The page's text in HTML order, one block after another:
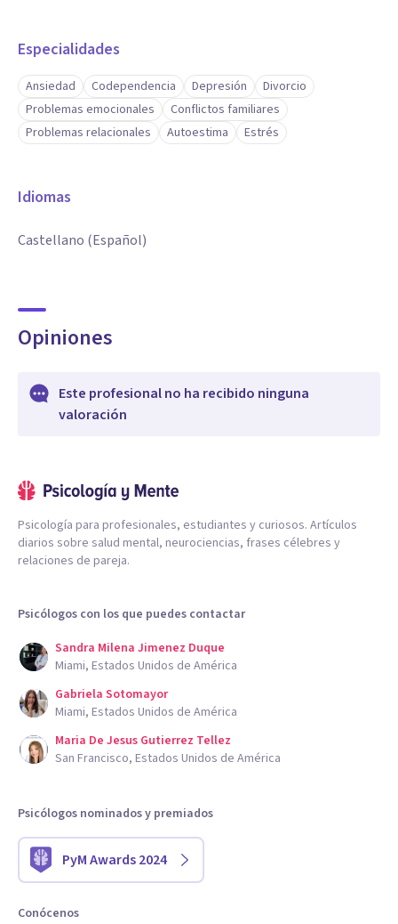
Especialidades
Ansiedad Codependencia Depresión
Divorcio
Problemas emocionales
Conflictos familiares
Problemas relacionales
Autoestima Estrés
Idiomas
Castellano (Español)
Opiniones
Este profesional no ha recibido ninguna
valoración
Psicología para profesionales, estudiantes y curiosos. Artículos
diarios sobre salud mental, neurociencias, frases célebres y
relaciones de pareja.
Psicólogos con los que puedes contactar
Sandra Milena Jimenez Duque
Miami, Estados Unidos de América
Gabriela Sotomayor
Miami, Estados Unidos de América
Maria De Jesus Gutierrez Tellez
San Francisco, Estados Unidos de América
Psicólogos nominados y premiados
PyM Awards 2024
Conócenos